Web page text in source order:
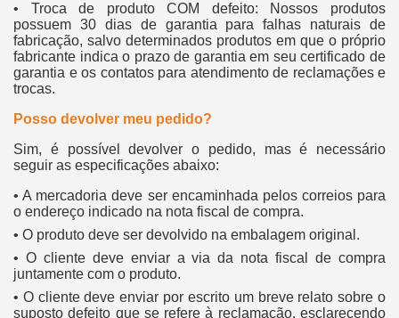
• Troca de produto COM defeito: Nossos produtos
possuem 30 dias de garantia para falhas naturais de
fabricação, salvo determinados produtos em que o próprio
fabricante indica o prazo de garantia em seu certificado de
garantia e os contatos para atendimento de reclamações e
trocas.
Posso devolver meu pedido?
Sim, é possível devolver o pedido, mas é necessário
seguir as especificações abaixo:
• A mercadoria deve ser encaminhada pelos correios para
o endereço indicado na nota fiscal de compra.
• O produto deve ser devolvido na embalagem original.
• O cliente deve enviar a via da nota fiscal de compra
juntamente com o produto.
• O cliente deve enviar por escrito um breve relato sobre o
suposto defeito que se refere à reclamação, esclarecendo